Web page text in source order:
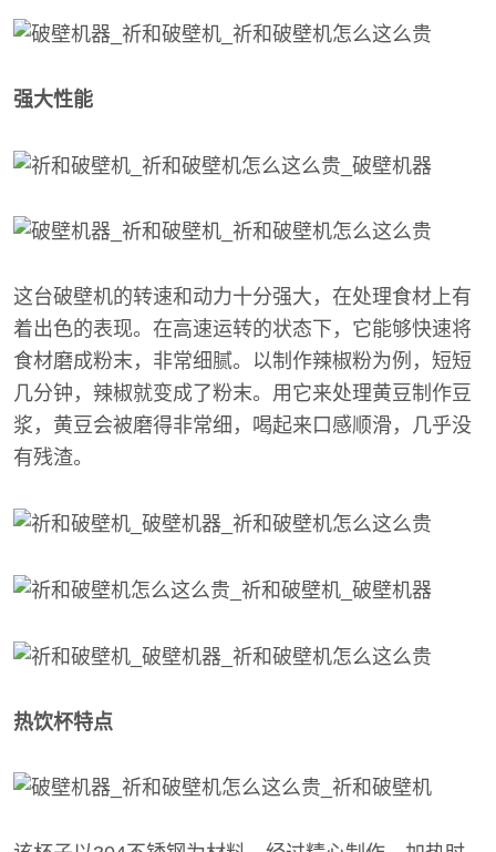
强大性能
这台破壁机的转速和动力十分强大，在处理食材上有
着出色的表现。在高速运转的状态下，它能够快速将
食材磨成粉末，非常细腻。以制作辣椒粉为例，短短
几分钟，辣椒就变成了粉末。用它来处理黄豆制作豆
浆，黄豆会被磨得非常细，喝起来口感顺滑，几乎没
有残渣。
热饮杯特点